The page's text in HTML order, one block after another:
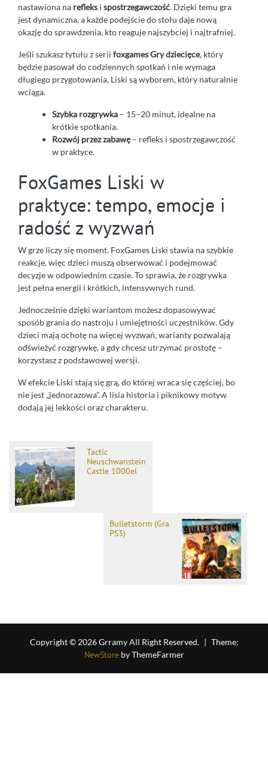
nastawiona na refleks i spostrzegawczość. Dzięki temu gra
jest dynamiczna, a każde podejście do stołu daje nową
okazję do sprawdzenia, kto reaguje najszybciej i najtrafniej.
Jeśli szukasz tytułu z serii foxgames Gry dziecięce, który
będzie pasował do codziennych spotkań i nie wymaga
długiego przygotowania, Liski są wyborem, który naturalnie
wciąga.
Szybka rozgrywka – 15–20 minut, idealne na
krótkie spotkania.
Rozwój przez zabawę– refleks i spostrzegawczość
w praktyce.
FoxGames Liski w
praktyce: tempo, emocje i
radość z wyzwań
W grze liczy się moment. FoxGames Liski stawia na szybkie
reakcje, więc dzieci muszą obserwować i podejmować
decyzje w odpowiednim czasie. To sprawia, że rozgrywka
jest pełna energii i krótkich, intensywnych rund.
Jednocześnie dzięki wariantom możesz dopasowywać
sposób grania do nastroju i umiejętności uczestników. Gdy
dzieci mają ochotę na więcej wyzwań, warianty pozwalają
odświeżyć rozgrywkę, a gdy chcesz utrzymać prostotę –
korzystasz z podstawowej wersji.
W efekcie Liski stają się grą, do której wraca się częściej, bo
nie jest „jednorazowa”. A lisia historia i piknikowy motyw
dodają jej lekkości oraz charakteru.
Tactic
Neuschwanstein
Castle 1000el
Bulletstorm (Gra
PS3)
Copyright © 2026 Grramy All Right Reserved. | Theme:
NewStoreby ThemeFarmer